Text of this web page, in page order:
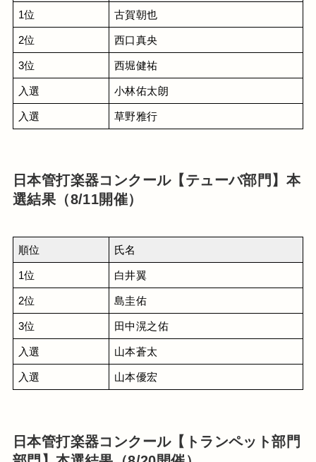
1位 古賀朝也
2位 西口真央
3位 西堀健祐
入選 小林佑太朗
入選 草野雅行
日本管打楽器コンクール【テューバ部門】本
選結果（8/11開催）
順位 氏名
1位 白井翼
2位 島圭佑
3位 田中滉之佑
入選 山本蒼太
入選 山本優宏
日本管打楽器コンクール【トランペット部門